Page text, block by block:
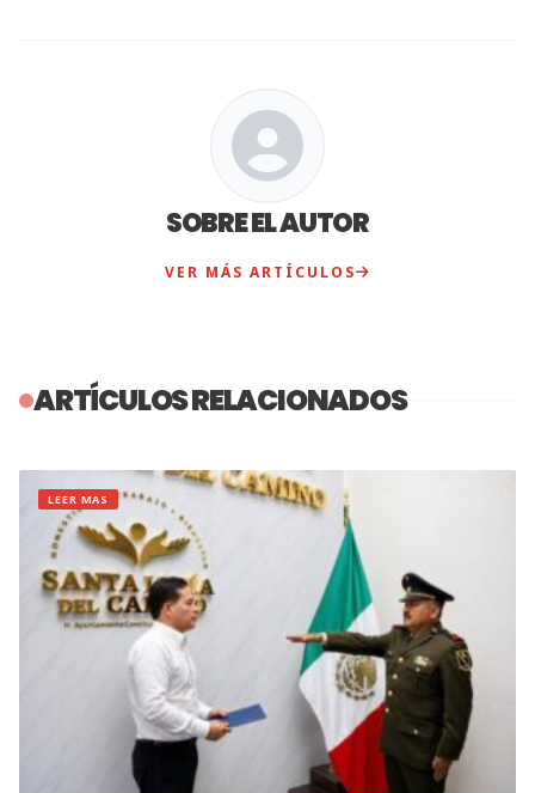
SOBRE EL AUTOR
VER MÁS ARTÍCULOS
ARTÍCULOS RELACIONADOS
LEER MAS